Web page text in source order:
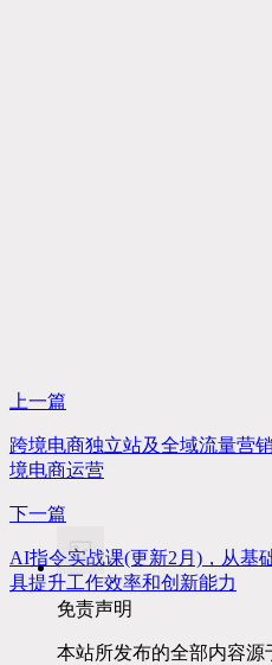
上一篇
跨境电商独立站及全域流量营
境电商运营
下一篇
AI指令实战课(更新2月)，从基
具提升工作效率和创新能力
免责声明
本站所发布的全部内容源